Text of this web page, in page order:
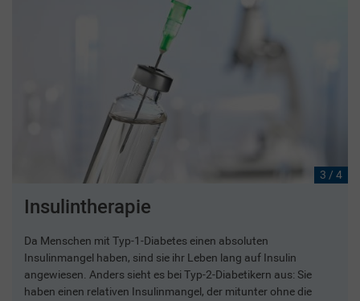
3 / 4
Insulintherapie
Da Menschen mit Typ-1-Diabetes einen absoluten
Insulinmangel haben, sind sie ihr Leben lang auf Insulin
angewiesen. Anders sieht es bei Typ-2-Diabetikern aus: Sie
haben einen relativen Insulinmangel, der mitunter ohne die